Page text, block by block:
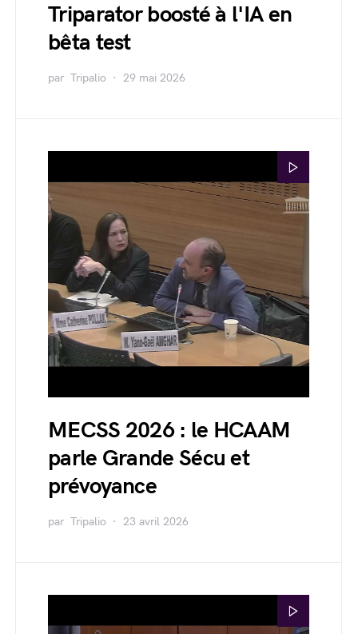
Triparator boosté à l'IA en
bêta test
par Tripalio 29 mai 2026
MECSS 2026 : le HCAAM
parle Grande Sécu et
prévoyance
par Tripalio 23 avril 2026